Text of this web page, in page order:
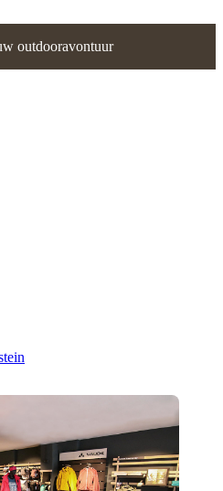
outdooravontuur